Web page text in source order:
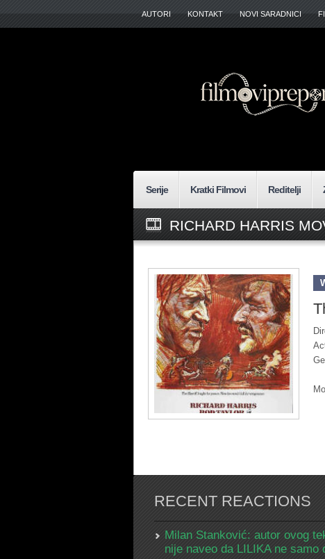
AUTORI KONTAKT NOVI SARADNICI
Serije Kratki Filmovi Reditelji
RICHARD HARRIS
RECENT REACTIONS
Milan Stanković: autor ovog
nije naveo da LILIKA ne samo